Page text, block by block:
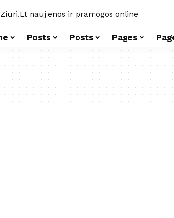
Posts Posts Pages